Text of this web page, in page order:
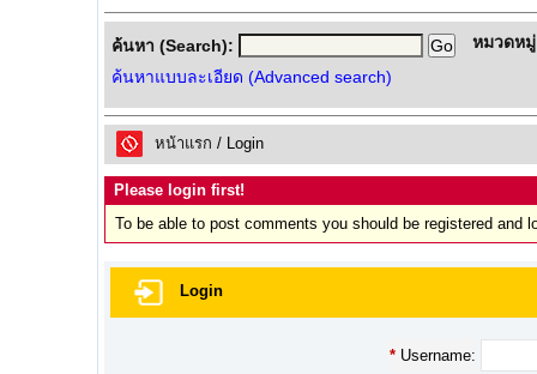
ค้นหา (Search):
ค้นหาแบบละเอียด (Advanced search)
หมวดห
หน้าแรก / Login
Please login first!
To be able to post comments you should be registered and
Login
* Username: